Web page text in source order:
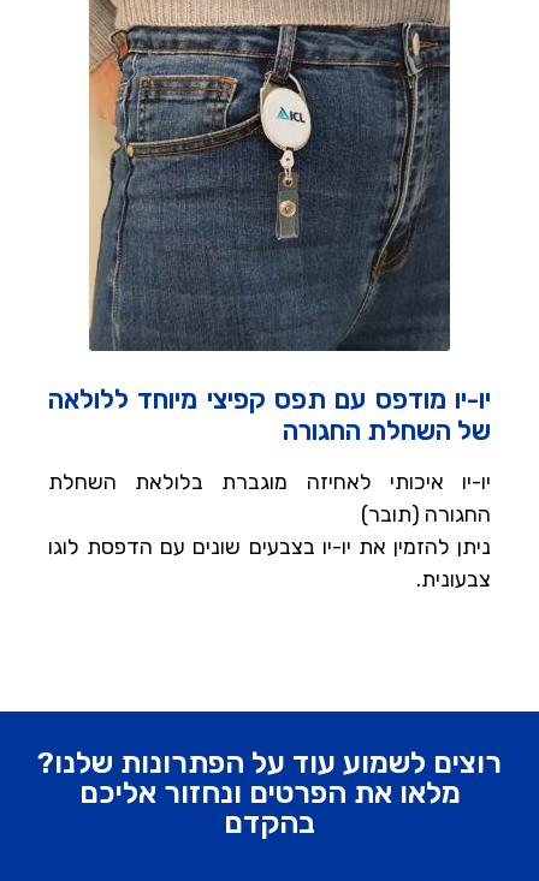
יו-יו מודפס עם תפס קפיצי מיוחד ללולאה
של השחלת החגורה
יו-יו איכותי לאחיזה מוגברת בלולאת השחלת
החגורה (תובר)
ניתן להזמין את יו-יו בצבעים שונים עם הדפסת לוגו
צבעונית.
רוצים לשמוע עוד על הפתרונות שלנו?
מלאו את הפרטים ונחזור אליכם
בהקדם